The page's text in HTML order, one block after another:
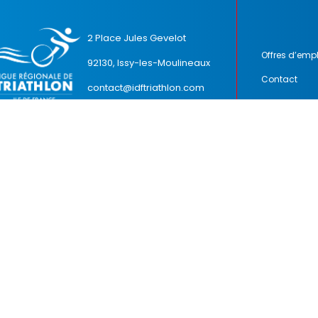
2 Place Jules Gevelot
92130, Issy-les-Moulineaux
contact@idftriathlon.com
Offres
Contact